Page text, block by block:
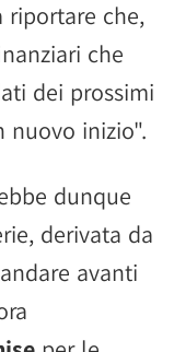
riportare che,
che
dei prossimi
nuovo inizio".
dunque
derivata da
avanti